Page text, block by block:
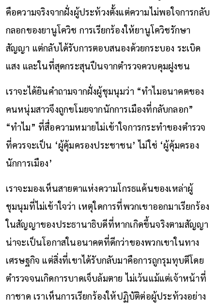
คือความจริงจากฝั่งผู้ประท้วงตั้งแต่ความไม่พอใจการกลับ
กลอกของยานูโควิช การเรียกร้องให้ยานูโควิชรักษา
สัญญา แต่กลับได้รับการตอบสนองด้วยกระบอง ระเบิด
แสง และในที่สุดกระสุนปืนจากตำรวจควบคุมฝูงชน
เราจะได้ยินคำถามจากฝั่งผู้ชุมนุมว่า “ทำไมอนาคตของ
คนหนุ่มสาวจึงถูกขโมยจากนักการเมืองที่กลับกลอก”
“ทำไม” ที่สื่อความหมายไม่เข้าใจการกระทำของตำรวจ
ที่ควรจะเป็น ‘ผู้คุ้มครองประชาชน’ ไม่ใช่ ‘ผู้คุ้มครอง
นักการเมือง’
เราจะมองเห็นสายตาแห่งความโกรธแค้นของเหล่าผู้
ชุมนุมที่ไม่เข้าใจว่า เหตุใดการที่พวกเขาออกมาเรียกร้อง
ในสัญญาของประธานาธิบดีที่หากเกิดขึ้นจริงตามสัญญา
น่าจะเป็นโอกาสในอนาคตที่ดีกว่าของพวกเขาในทาง
เศรษฐกิจ แต่สิ่งที่เขาได้รับกลับมาคือการถูกรุมทุบตีโดย
ตำรวจจนเกิดการบาดเจ็บล้มตาย ไม่เว้นแม้แต่เจ้าหน้าที่
กาชาด เราเห็นการเรียกร้องให้ปฏิบัติต่อผู้ประท้วงอย่าง